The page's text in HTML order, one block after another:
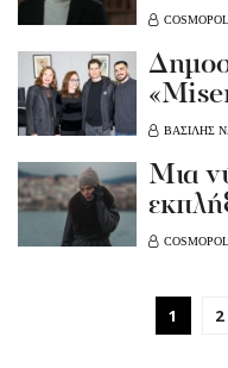
ΒΑΣΙΛΗΣ
Μια
1 2